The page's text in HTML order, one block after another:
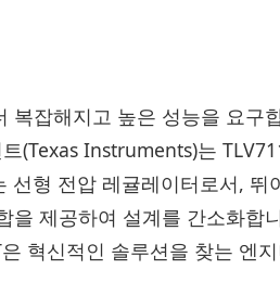
복잡해지고 높은 성능을 요구
(Texas Instruments)는
선형 전압 레귤레이터로서,
을 제공하여 설계를 간소화합
혁신적인 솔루션을 찾는 엔